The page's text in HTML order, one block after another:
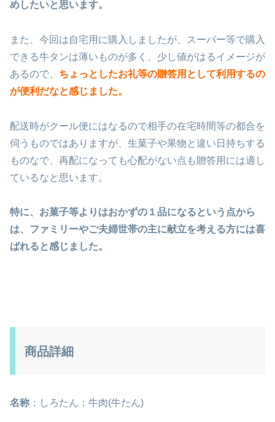
めしたいと思います。
また、今回は自宅用に購入しましたが、スーパー等で購入
できる牛タンは薄いものが多く、少し値がはるイメージが
あるので、 ちょっとしたお礼等の贈答用として利用するの
が便利だなと感じました。
配送時がクール便にはなるので相手の在宅時間等の都合を
伺うものではありますが、生菓子や果物と違い日持ちする
ものなで、再配になっても心配がない点も贈答用には適し
ているなと思います。
特に、お菓子等よりはおかずの１品になるという点から
は、ファミリーやご夫婦世帯の主に献立を考える方には喜
ばれると感じました。
商品詳細
名称 ：しろたん：牛肉(牛たん)